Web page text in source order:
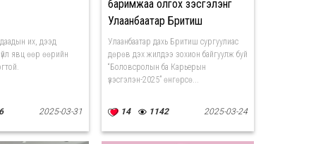
их, дээд
явц өөр өөрийн
2025-03-31
баримжаа олгох үзэсгэлэнг
Улаанбаатар Бритиш
сургуулиас зохион байгууллаа
Улаанбаатар дахь Бритиш сургуулиас
дөрөв дэх жилдээ зохион байгуулж буй
“Боловсролын ба Карьерын
үзэсгэлэн-2025” өнгөрсө...
14 1142 2025-03-24